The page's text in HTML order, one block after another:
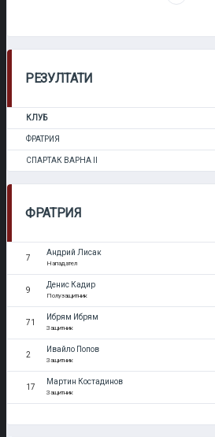
РЕЗУЛТАТИ
КЛУБ
ФРАТРИЯ
СПАРТАК ВАРНА II
ФРАТРИЯ
7
Андрий Лисак
Нападател
9
Денис Кадир
Полузащитник
71
Ибрям Ибрям
Защитник
2
Ивайло Попов
Защитник
17
Мартин Костадинов
Защитник